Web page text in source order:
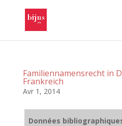
Familiennamensrecht in
Frankreich
Avr 1, 2014
Données